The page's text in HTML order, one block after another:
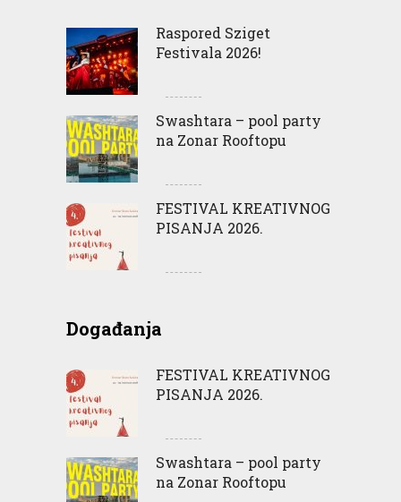
Raspored Sziget
Festivala 2026!
Swashtara – pool party
na Zonar Rooftopu
FESTIVAL KREATIVNOG
PISANJA 2026.
Događanja
FESTIVAL KREATIVNOG
PISANJA 2026.
Swashtara – pool party
na Zonar Rooftopu